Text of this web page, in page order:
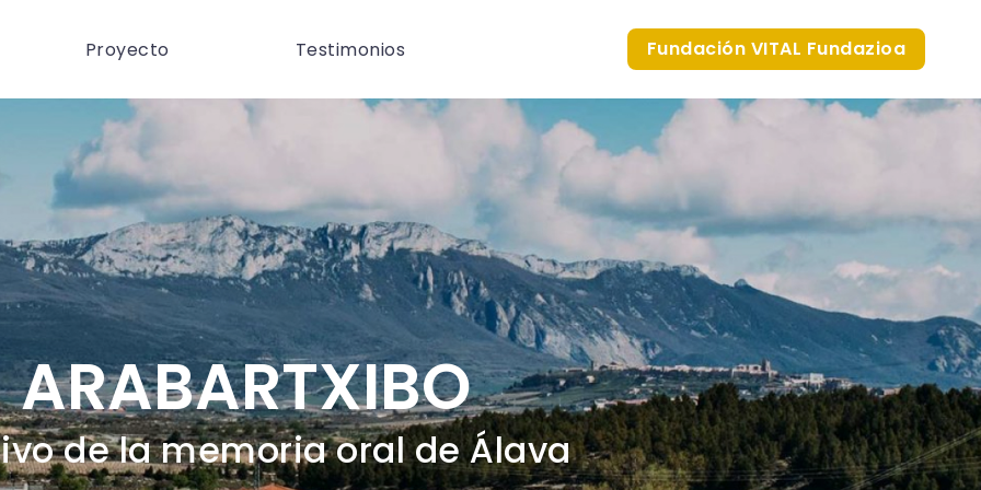
Proyecto Testimonios Fundación VITAL Fundazioa
ARABARTXIBO
de la memoria oral de Álava